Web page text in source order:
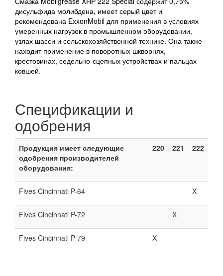
дисульфида молибдена, имеет серый цвет и
рекомендована ExxonMobil для применения в условиях
умеренных нагрузок в промышленном оборудовании,
узлах шасси и сельскохозяйственной технике. Она также
находит применение в поворотных шкворнях,
крестовинах, седельно-сцепных устройствах и пальцах
ковшей.
Спецификации и
одобрения
Продукция имеет следующие
одобрения производителей
оборудования:
220 221 222
Fives Cincinnati P-64 X
Fives Cincinnati P-72 X
Fives Cincinnati P-79 X